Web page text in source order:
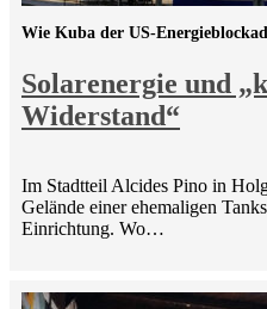
Solarenergie und
Widerstand“
Wie Kuba der US-
Im Stadtteil Alcides Pino in
Gelände einer ehemaligen
Einrichtung. Wo…